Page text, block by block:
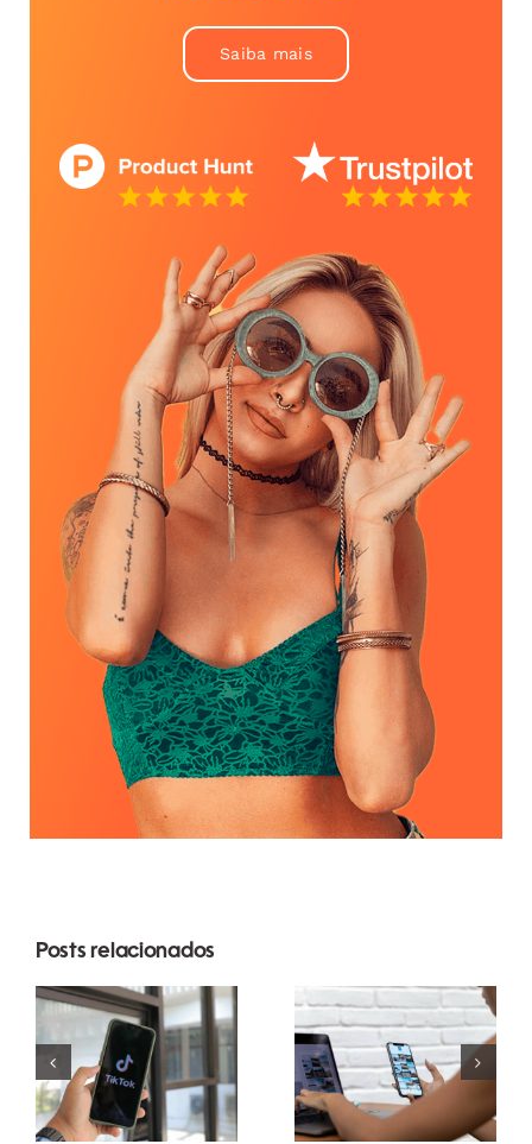
Saiba mais
Posts relacionados
Maximizando
o Alcance:
Ferramentas
Eficazes de
Postagem
principais
plataformas
para
encontrar
ideias de
UGC